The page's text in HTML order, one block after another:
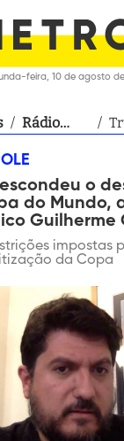
feira, 10 de agosto
/ Rádio
/
o
do Mundo,
Guilherme
impostas
da Copa